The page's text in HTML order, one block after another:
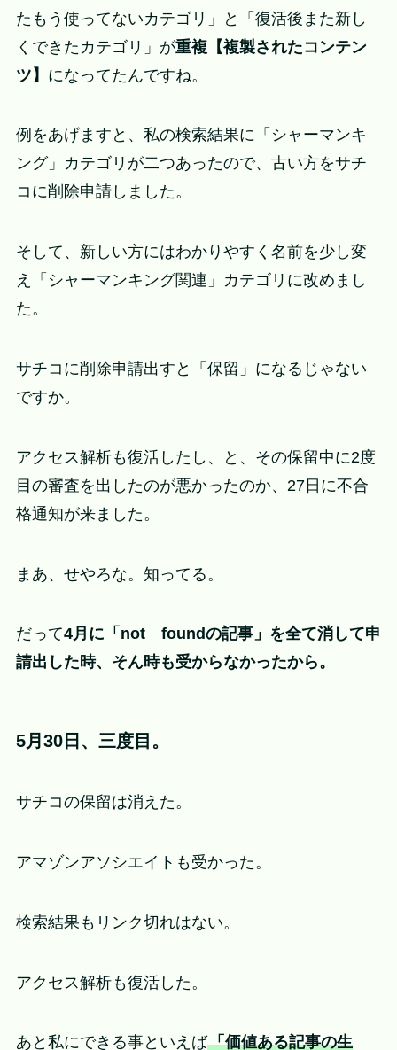
たもう使ってないカテゴリ」と「復活後また新し
くできたカテゴリ」が重複【複製されたコンテン
ツ】 になってたんですね。
例をあげますと、私の検索結果に「シャーマンキ
ング」カテゴリが二つあったので、古い方をサチ
コに削除申請しました。
そして、新しい方にはわかりやすく名前を少し変
え「シャーマンキング関連」カテゴリに改めまし
た。
サチコに削除申請出すと「保留」になるじゃない
ですか。
アクセス解析も復活したし、と、その保留中に2度
目の審査を出したのが悪かったのか、27日に不合
格通知が来ました。
まあ、せやろな。知ってる。
だって4月に「not foundの記事」を全て消して申
請出した時、そん時も受からなかったから。
5月30日、三度目。
サチコの保留は消えた。
アマゾンアソシエイトも受かった。
検索結果もリンク切れはない。
アクセス解析も復活した。
あと私にできる事といえば「価値ある記事の生